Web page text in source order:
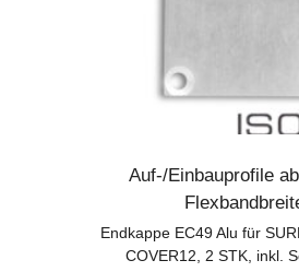
Auf-/Einbauprofile
Endkappe EC49 Alu für
COVER12, 2 STK, inkl.